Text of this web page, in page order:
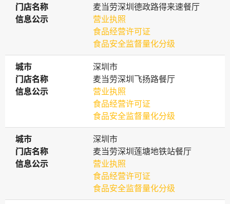
门店名称
门店名称
麦当劳深圳德政路得来速餐厅
信息公示
信息公示
营业执照
食品经营许可证
食品安全监督量化分级
城市
城市
深圳市
门店名称
门店名称
麦当劳深圳飞扬路餐厅
信息公示
信息公示
营业执照
食品经营许可证
食品安全监督量化分级
城市
城市
深圳市
门店名称
门店名称
麦当劳深圳莲塘地铁站餐厅
信息公示
信息公示
营业执照
食品经营许可证
食品安全监督量化分级